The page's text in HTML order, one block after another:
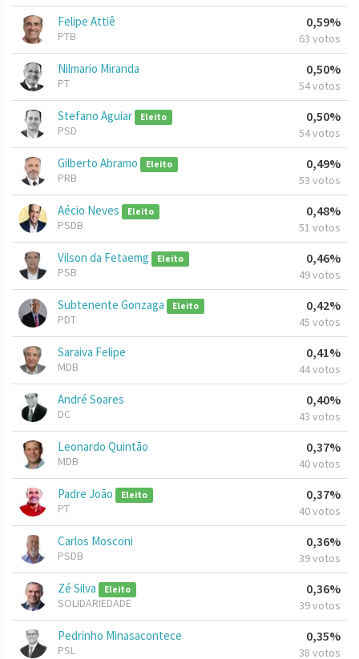
Felipe Attiê
PTB
0,59%
63 votos
Nilmario Miranda
PT
0,50%
54 votos
Stefano Aguiar Eleito
PSD
0,50%
54 votos
Gilberto Abramo Eleito
PRB
0,49%
53 votos
Aécio Neves Eleito
PSDB
0,48%
51 votos
Vilson da Fetaemg Eleito
PSB
0,46%
49 votos
Subtenente Gonzaga Eleito
PDT
0,42%
45 votos
Saraiva Felipe
MDB
0,41%
44 votos
André Soares
DC
0,40%
43 votos
Leonardo Quintão
MDB
0,37%
40 votos
Padre João Eleito
PT
0,37%
40 votos
Carlos Mosconi
PSDB
0,36%
39 votos
Zé Silva Eleito
SOLIDARIEDADE
0,36%
39 votos
Pedrinho Minasacontece
PSL
0,35%
38 votos